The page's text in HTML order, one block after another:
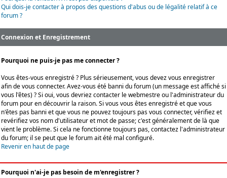
Qui dois-je contacter à propos des questions d'abus ou de légalité relatif à ce
forum ?
Connexion et Enregistrement
Pourquoi ne puis-je pas me connecter ?
Vous êtes-vous enregistré ? Plus sérieusement, vous devez vous enregistrer
afin de vous connecter. Avez-vous été banni du forum (un message est affiché si
vous l'êtes) ? Si oui, vous devriez contacter le webmestre ou l'administrateur du
forum pour en découvrir la raison. Si vous vous êtes enregistré et que vous
n'êtes pas banni et que vous ne pouvez toujours pas vous connecter, vérifiez et
revérifiez vos nom d'utilisateur et mot de passe; c'est généralement de là que
vient le problème. Si cela ne fonctionne toujours pas, contactez l'administrateur
du forum; il se peut que le forum ait été mal configuré.
Revenir en haut de page
Pourquoi n'ai-je pas besoin de m'enregistrer ?